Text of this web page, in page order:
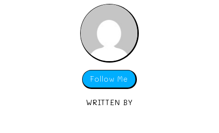
Follow Me
WRITTEN BY